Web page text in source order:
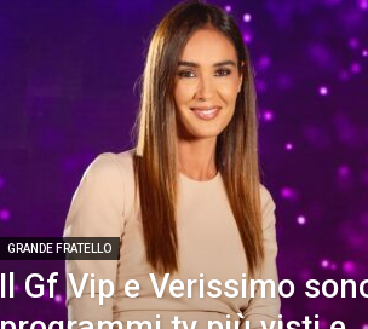
GRANDE FRATELLO
Il Gf Vip e Verissimo